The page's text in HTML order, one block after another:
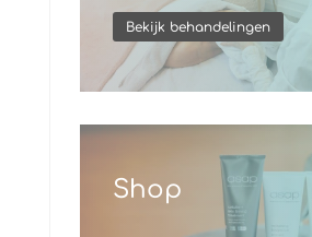
Bekijk behandelingen
Shop